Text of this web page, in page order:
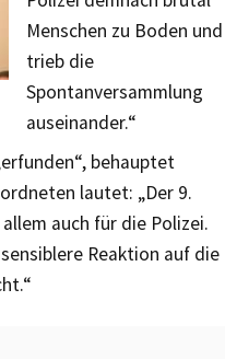
Menschen zu Boden und
trieb die
Spontanversammlung
auseinander.“
behauptet
lautet: „Der 9.
auch für die Polizei.
Reaktion auf die